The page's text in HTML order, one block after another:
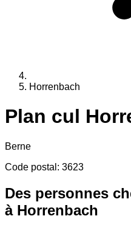
Horrenbach
Plan cul
Berne
Code postal : 3623
Des personnes
à Horrenbach